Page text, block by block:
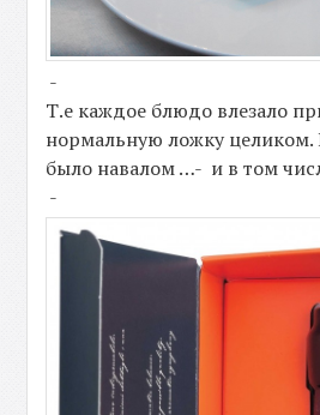
-
Т.е каждое блюдо влезало
нормальную ложку целиком.
было навалом …- и в том
-